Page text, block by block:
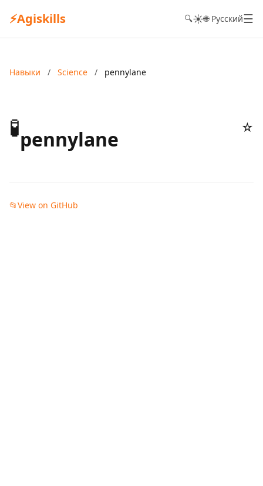
⚡Agiskills 🔍☀️🌐 Русский☰
Навыки / Science / pennylane
🧪pennylane ☆
📂View on GitHub